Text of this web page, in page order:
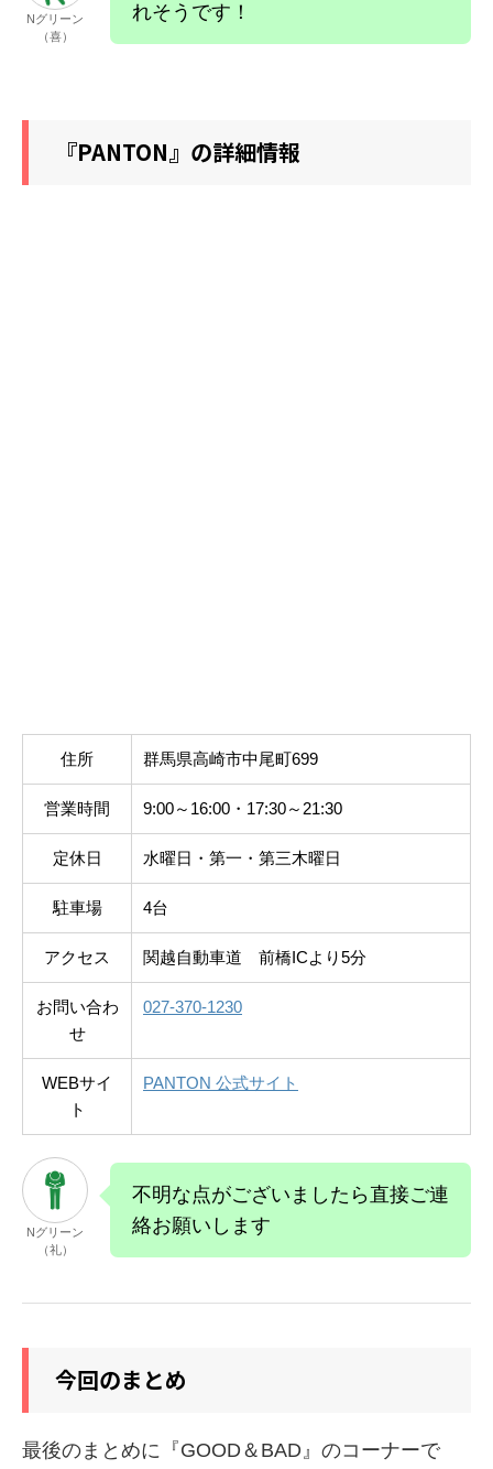
Nグリーン
（喜）
れそうです！
『PANTON』の詳細情報
住所 群馬県高崎市中尾町699
営業時間 9:00～16:00・17:30～21:30
定休日 水曜日・第一・第三木曜日
駐車場 4台
アクセス 関越自動車道 前橋ICより5分
お問い合わ
せ
027-370-1230
WEBサイ
ト
PANTON 公式サイト
Nグリーン
（礼）
不明な点がございましたら直接ご連
絡お願いします
今回のまとめ
最後のまとめに『GOOD＆BAD』のコーナーで